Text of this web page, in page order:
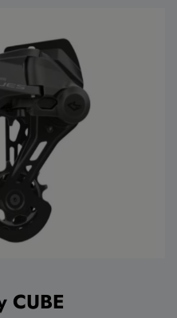
CUBE